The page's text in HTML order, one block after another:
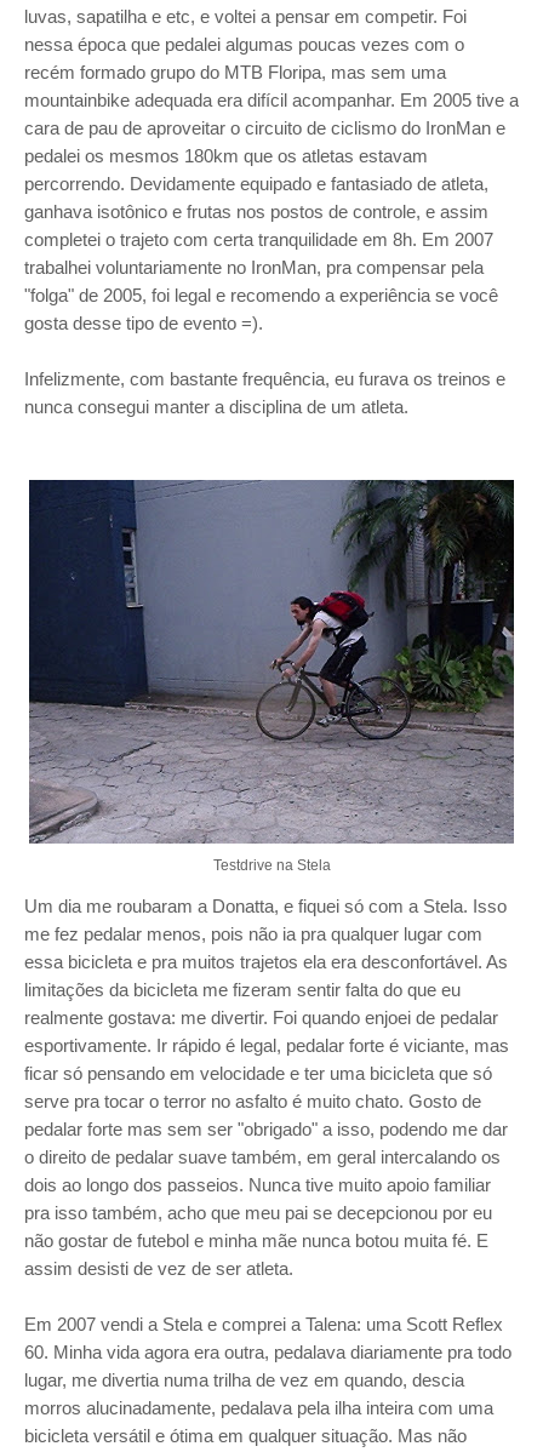
luvas, sapatilha e etc, e voltei a pensar em competir. Foi
nessa época que pedalei algumas poucas vezes com o
recém formado grupo do MTB Floripa, mas sem uma
mountainbike adequada era difícil acompanhar. Em 2005 tive a
cara de pau de aproveitar o circuito de ciclismo do IronMan e
pedalei os mesmos 180km que os atletas estavam
percorrendo. Devidamente equipado e fantasiado de atleta,
ganhava isotônico e frutas nos postos de controle, e assim
completei o trajeto com certa tranquilidade em 8h. Em 2007
trabalhei voluntariamente no IronMan, pra compensar pela
"folga" de 2005, foi legal e recomendo a experiência se você
gosta desse tipo de evento =).
Infelizmente, com bastante frequência, eu furava os treinos e
nunca consegui manter a disciplina de um atleta.
Testdrive na Stela
Um dia me roubaram a Donatta, e fiquei só com a Stela. Isso
me fez pedalar menos, pois não ia pra qualquer lugar com
essa bicicleta e pra muitos trajetos ela era desconfortável. As
limitações da bicicleta me fizeram sentir falta do que eu
realmente gostava: me divertir. Foi quando enjoei de pedalar
esportivamente. Ir rápido é legal, pedalar forte é viciante, mas
ficar só pensando em velocidade e ter uma bicicleta que só
serve pra tocar o terror no asfalto é muito chato. Gosto de
pedalar forte mas sem ser "obrigado" a isso, podendo me dar
o direito de pedalar suave também, em geral intercalando os
dois ao longo dos passeios. Nunca tive muito apoio familiar
pra isso também, acho que meu pai se decepcionou por eu
não gostar de futebol e minha mãe nunca botou muita fé. E
assim desisti de vez de ser atleta.
Em 2007 vendi a Stela e comprei a Talena: uma Scott Reflex
60. Minha vida agora era outra, pedalava diariamente pra todo
lugar, me divertia numa trilha de vez em quando, descia
morros alucinadamente, pedalava pela ilha inteira com uma
bicicleta versátil e ótima em qualquer situação. Mas não